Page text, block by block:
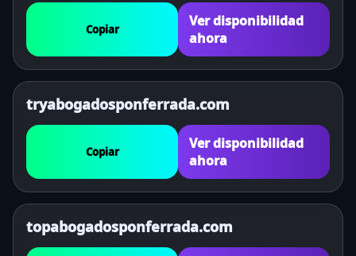
Copiar
Ver disponibilidad
ahora
tryabogadosponferrada.com
Copiar
Ver disponibilidad
ahora
topabogadosponferrada.com